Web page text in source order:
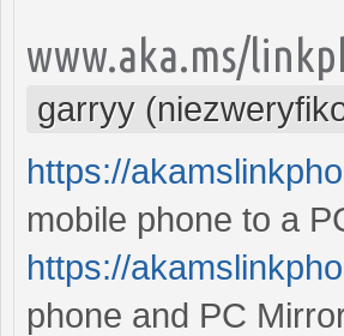
www.aka.ms/
garryy
https://
mobile phone to a
https://
phone and PC